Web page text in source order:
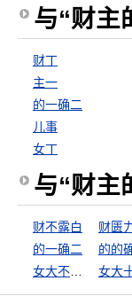
与“财主
财丁
主一
的一确二
儿事
女丁
与“财主
财不露白 财匮
的一确二
的的